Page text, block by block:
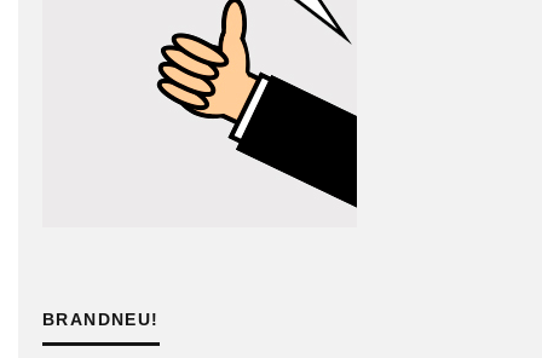
BRANDNEU!